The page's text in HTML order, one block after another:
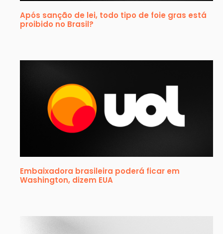
Após sanção de lei, todo tipo de foie gras está
proibido no Brasil?
Embaixadora brasileira poderá ficar em
Washington, dizem EUA